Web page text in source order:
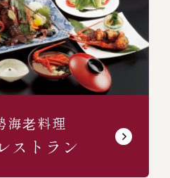
海⽼料理
ストラン